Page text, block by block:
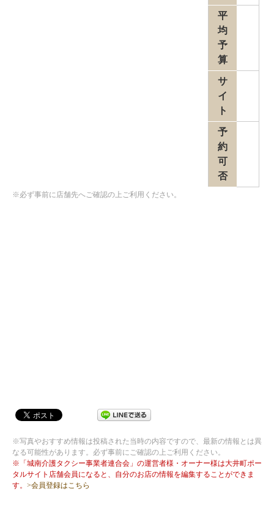
平
均
予
算
サ
イ
ト
予
約
可
否
※必ず事前に店舗先へご確認の上ご利用ください。
※写真やおすすめ情報は投稿された当時の内容ですので、最新の情報とは異
なる可能性があります。必ず事前にご確認の上ご利用ください。
※「城南介護タクシー事業者連合会」の運営者様・オーナー様は大井町ポー
タルサイト店舗会員になると、自分のお店の情報を編集することができま
す。 >会員登録はこちら